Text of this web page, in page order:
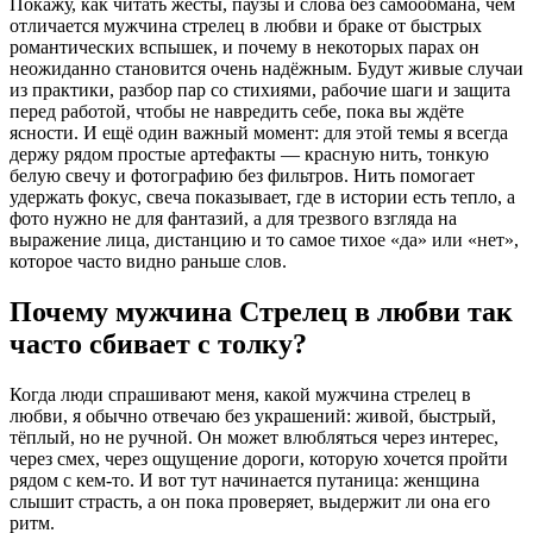
отличается мужчина стрелец в любви и браке от быстрых
романтических вспышек, и почему в некоторых парах он
неожиданно становится очень надёжным. Будут живые случаи
из практики, разбор пар со стихиями, рабочие шаги и защита
перед работой, чтобы не навредить себе, пока вы ждёте
ясности. И ещё один важный момент: для этой темы я всегда
держу рядом простые артефакты — красную нить, тонкую
белую свечу и фотографию без фильтров. Нить помогает
удержать фокус, свеча показывает, где в истории есть тепло, а
фото нужно не для фантазий, а для трезвого взгляда на
выражение лица, дистанцию и то самое тихое «да» или «нет»,
которое часто видно раньше слов.
Почему мужчина Стрелец в любви так
часто сбивает с толку?
Когда люди спрашивают меня, какой мужчина стрелец в
любви, я обычно отвечаю без украшений: живой, быстрый,
тёплый, но не ручной. Он может влюбляться через интерес,
через смех, через ощущение дороги, которую хочется пройти
рядом с кем-то. И вот тут начинается путаница: женщина
слышит страсть, а он пока проверяет, выдержит ли она его
ритм.